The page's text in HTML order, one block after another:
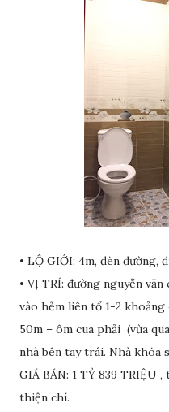
• LỘ GIỚI: 4m, đèn đường,
• VỊ TRÍ: đường nguyễn
vào hẻm liên tổ 1-2
50m – ôm cua phải (vừa
nhà bên tay trái. Nhà khóa
GIÁ BÁN: 1 TỶ 839 TRIỆU
thiện chí.